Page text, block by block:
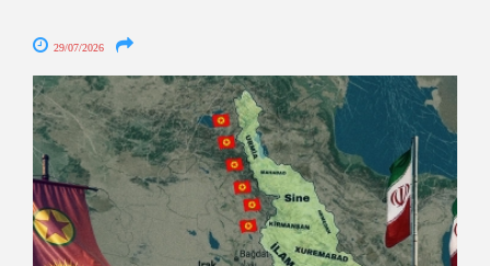
29/07/2026